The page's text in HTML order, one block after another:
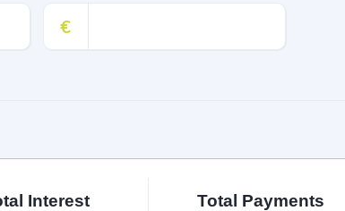
€
Interest
Total Payments